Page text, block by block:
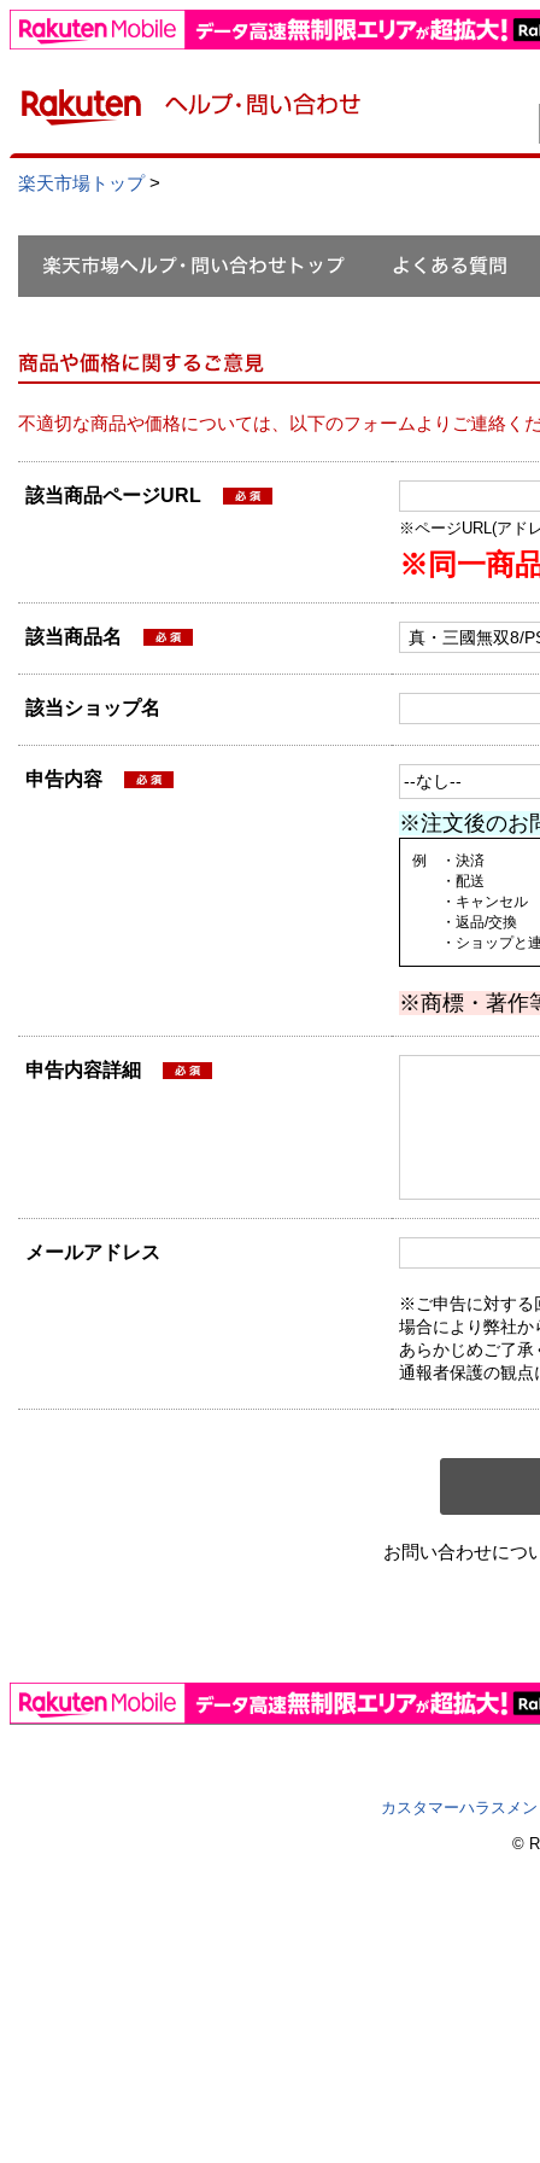
楽天市場トップ>
不適切な商品や価格については、以下のフォームよりご連絡く
該当商品ページURL
※ページURL(アド
※同一商
該当商品名
該当ショップ名
申告内容
※注文後のお
例 ・決済
・配送
・キャンセル
・返品/交換
・ショップと連
※商標・著作
申告内容詳細
メールアドレス
※ご申告に対する
場合により弊社か
あらかじめご了承
通報者保護の観点
お問い合わせにつ
カスタマーハラスメ
©